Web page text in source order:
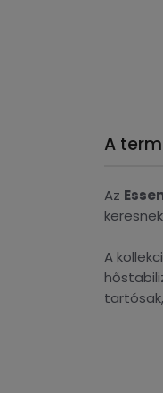
A
Az
A